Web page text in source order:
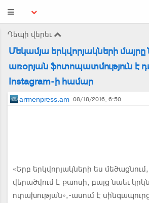
Դեպի վերեւ
Մեկամյա երկվորյակների
առօրյան ֆոտոպատմություն է
Instagram-ի համար
armenpress.am 08/18/2016, 6:50
«Երբ երկվորյակների ես
վերածվում Է քաոսի, բայց նաեւ
ուրախության»,-ասում Է